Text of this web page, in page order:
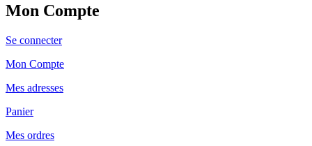
Mon Compte
Se connecter
Mon Compte
Mes adresses
Panier
Mes ordres